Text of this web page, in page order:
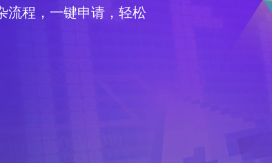
流程，一键申请，轻松